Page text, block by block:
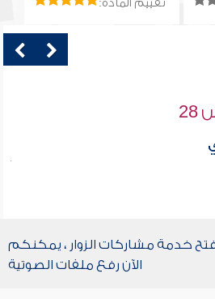
تقييم المادة:
خدمة مشاركات الزوار ، يمكنكم
الآن رفع ملفات الصوتية